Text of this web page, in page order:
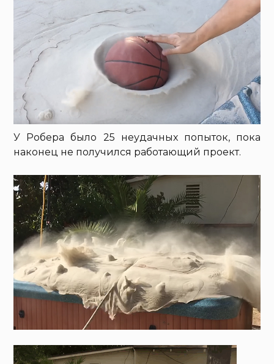
У Робера было 25 неудачных попыток, пока
наконец не получился работающий проект.